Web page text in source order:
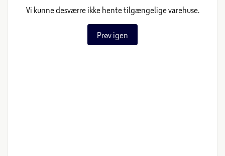
Vi kunne desværre ikke hente tilgængelige varehuse.
Prøv igen